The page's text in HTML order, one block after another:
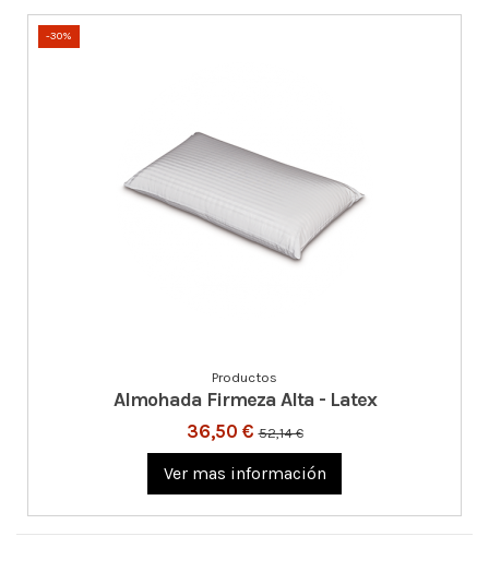
-30%
Productos
Almohada Firmeza Alta - Latex
36,50 €52,14 €
Ver mas información